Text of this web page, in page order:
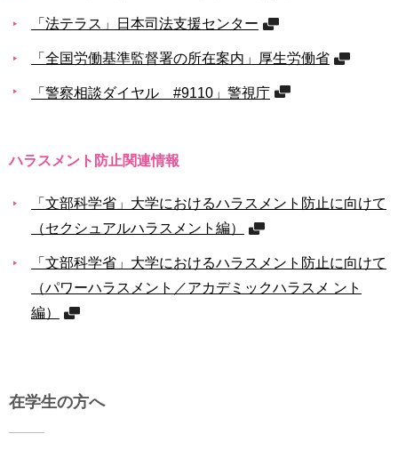
「法テラス」日本司法支援センター
「全国労働基準監督署の所在案内」厚生労働省
「警察相談ダイヤル #9110」警視庁
ハラスメント防⽌関連情報
「⽂部科学省」⼤学におけるハラスメント防⽌に向けて
（セクシュアルハラスメント編）
「⽂部科学省」⼤学におけるハラスメント防⽌に向けて
（パワーハラスメント／アカデミックハラスメ ント
編）
在学生の方へ